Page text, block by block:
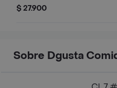
ahumado, salsas de la casa,
$ 27.900
Sobre Dgusta